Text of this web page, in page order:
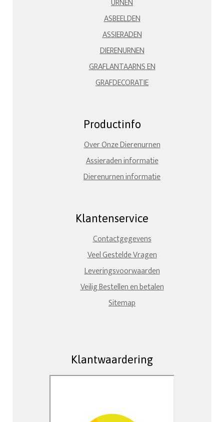
ASBEELDEN
ASSIERADEN
DIERENURNEN
GRAFLANTAARNS EN
GRAFDECORATIE
Productinfo
Over Onze Dierenurnen
Assieraden informatie
Dierenurnen informatie
Klantenservice
Contactgegevens
Veel Gestelde Vragen
Leveringsvoorwaarden
Veilig Bestellen en betalen
Sitemap
Klantwaardering